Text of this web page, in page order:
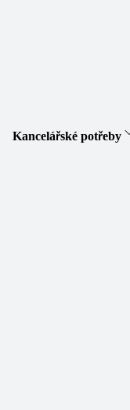
Kancelářské potřeby